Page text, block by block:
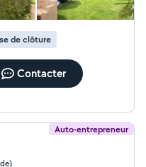
de clôture
Contacter
Auto-entrepreneur